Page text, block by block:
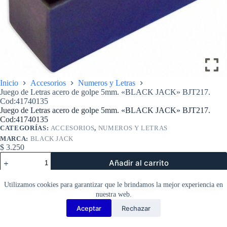
Utilizamos cookies para garantizar que le brindamos la mejor experiencia en
nuestra web.
Aceptar Rechazar
Inicio Accesorios
Numeros y Letras
Juego de Letras acero de golpe 5mm. «BLACK JACK» BJT217.
Cod:41740135
Juego de Letras acero de golpe 5mm. «BLACK JACK» BJT217.
Cod:41740135
CATEGORÍAS: ACCESORIOS, NUMEROS Y LETRAS
MARCA: BLACK JACK
$ 3.250
Juego
de
acero
Añadir al carrito
Copyright Barbosa Tools©